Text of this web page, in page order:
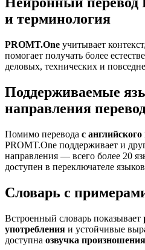
и терминология
PROMT.One учитывает
помогает получать более
деловых, технических и
Поддерживаемые
направления
Помимо перевода с
PROMT.One поддерживает и
направления — всего более 20
доступен в переключателе
Словарь с
Встроенный словарь показывает
употребления и устойчивые
доступна озвучка произношения